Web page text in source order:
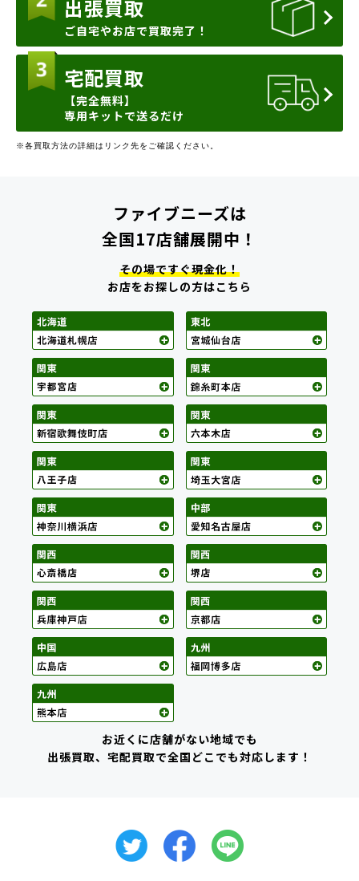
出張買取
ご自宅やお店で買取完了！
宅配買取
【完全無料】
専用キットで送るだけ
※各買取方法の詳細はリンク先をご確認ください。
ファイブニーズは
全国17店舗展開中！
その場ですぐ現金化！
お店をお探しの方はこちら
お近くに店舗がない地域でも
出張買取、宅配買取で全国どこでも対応します！